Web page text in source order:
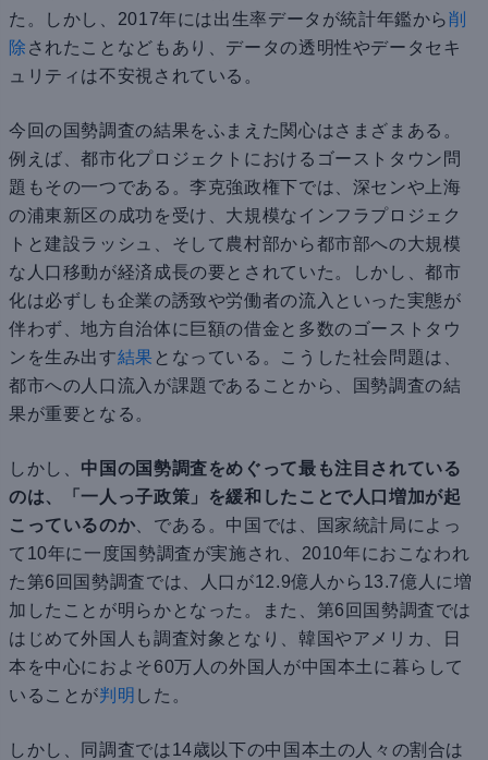
た。しかし、2017年には出生率データが統計年鑑から削
除 されたことなどもあり、データの透明性やデータセキ
ュリティは不安視されている。
今回の国勢調査の結果をふまえた関心はさまざまある。
例えば、都市化プロジェクトにおけるゴーストタウン問
題もその一つである。李克強政権下では、深センや上海
の浦東新区の成功を受け、大規模なインフラプロジェク
トと建設ラッシュ、そして農村部から都市部への大規模
な人口移動が経済成長の要とされていた。しかし、都市
化は必ずしも企業の誘致や労働者の流入といった実態が
伴わず、地方自治体に巨額の借金と多数のゴーストタウ
ンを生み出す結果 となっている。こうした社会問題は、
都市への人口流入が課題であることから、国勢調査の結
果が重要となる。
しかし、 中国の国勢調査をめぐって最も注目されている
のは、「一人っ子政策」を緩和したことで人口増加が起
こっているのか 、である。中国では、国家統計局によっ
て10年に一度国勢調査が実施され、2010年におこなわれ
た第6回国勢調査では、人口が12.9億人から13.7億人に増
加したことが明らかとなった。また、第6回国勢調査では
はじめて外国人も調査対象となり、韓国やアメリカ、日
本を中心におよそ60万人の外国人が中国本土に暮らして
いることが判明 した。
しかし、同調査では14歳以下の中国本土の人々の割合は